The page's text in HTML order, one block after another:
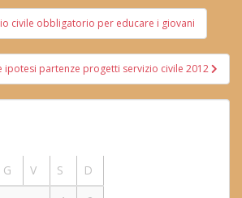
civile obbligatorio per educare i giovani
ipotesi partenze progetti servizio civile 2012
G V S
D